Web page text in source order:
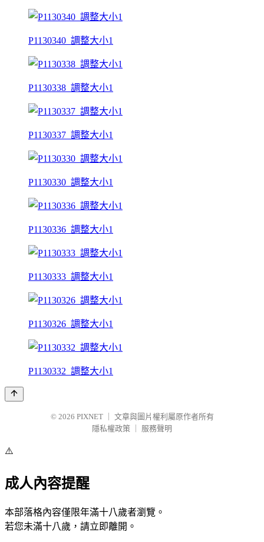
P1130340_調整大小1
P1130338_調整大小1
P1130337_調整大小1
P1130330_調整大小1
P1130336_調整大小1
P1130333_調整大小1
P1130326_調整大小1
P1130332_調整大小1
© 2026 PIXNET
文章與圖片權利屬原作者所有
隱私權政策
服務聲明
⚠️
成人內容提醒
本部落格內容僅限年滿十八歲者瀏覽。
若您未滿十八歲，請立即離開。